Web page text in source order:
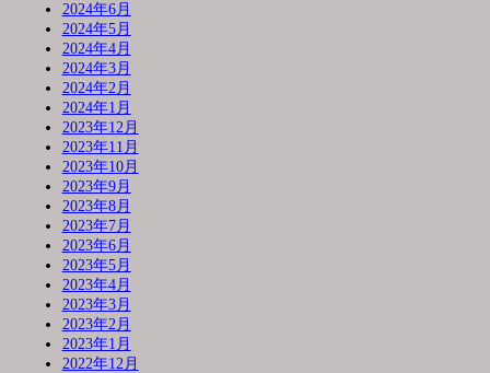
2024年6月
2024年5月
2024年4月
2024年3月
2024年2月
2024年1月
2023年12月
2023年11月
2023年10月
2023年9月
2023年8月
2023年7月
2023年6月
2023年5月
2023年4月
2023年3月
2023年2月
2023年1月
2022年12月